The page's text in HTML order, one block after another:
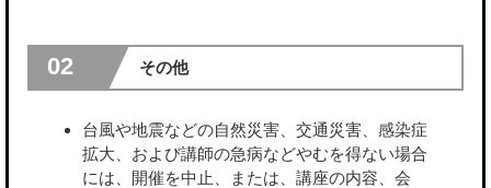
02 その他
台風や地震などの自然災害、交通災害、感染症
拡大、および講師の急病などやむを得ない場合
には、開催を中止、または、講座の内容、会